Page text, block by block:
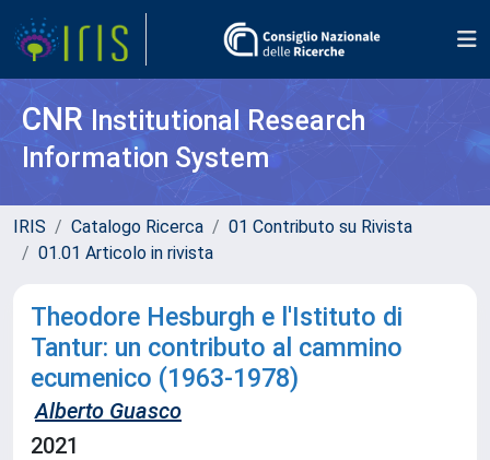
CNR Institutional Research
Information System
IRIS Catalogo Ricerca
01 Contributo su Rivista
01.01 Articolo in rivista
Theodore Hesburgh e l'Istituto di
Tantur: un contributo al cammino
ecumenico (1963-1978)
Alberto Guasco
2021